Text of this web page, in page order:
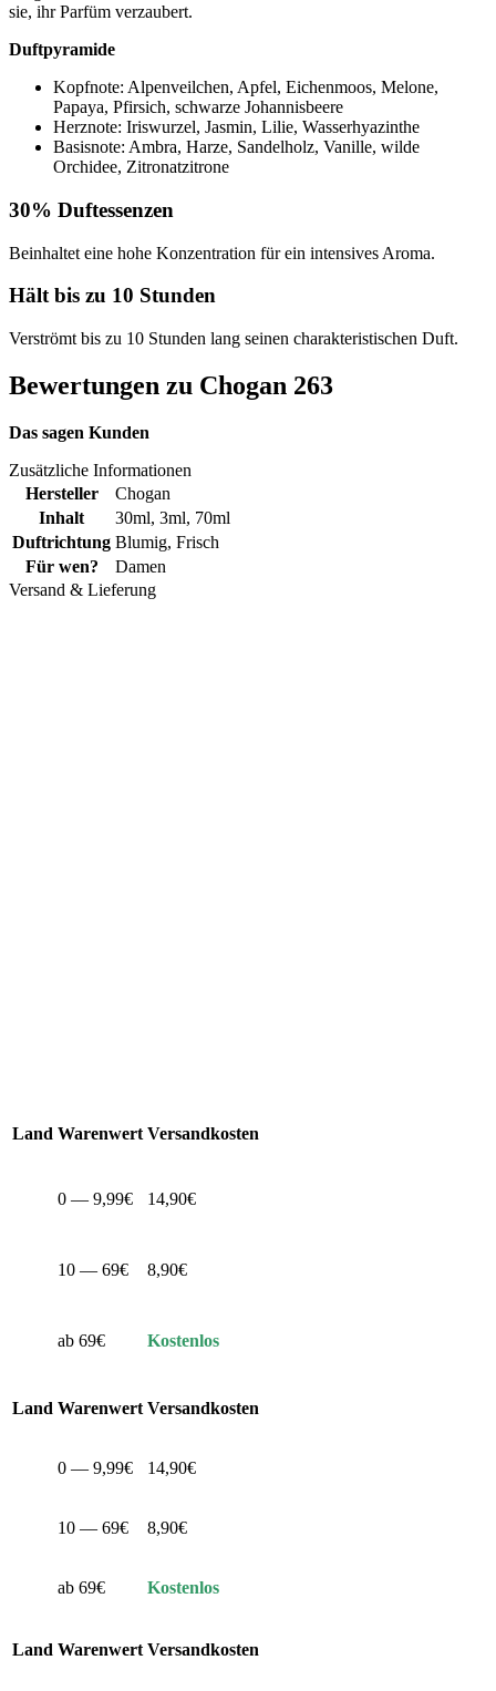
sie, ihr Parfüm verzaubert.
Duftpyramide
Kopfnote: Alpenveilchen, Apfel, Eichenmoos, Melone,
Papaya, Pfirsich, schwarze Johannisbeere
Herznote: Iriswurzel, Jasmin, Lilie, Wasserhyazinthe
Basisnote: Ambra, Harze, Sandelholz, Vanille, wilde
Orchidee, Zitronatzitrone
30% Duftessenzen
Beinhaltet eine hohe Konzentration für ein intensives Aroma.
Hält bis zu 10 Stunden
Verströmt bis zu 10 Stunden lang seinen charakteristischen Duft.
Bewertungen zu Chogan 263
Das sagen Kunden
Zusätzliche Informationen
Hersteller
Chogan
Inhalt
30ml, 3ml, 70ml
Duftrichtung Blumig, Frisch
Für wen?
Damen
Versand & Lieferung
Land Warenwert Versandkosten
0 — 9,99€ 14,90€
10 — 69€ 8,90€
ab 69€ Kostenlos
Land Warenwert Versandkosten
0 — 9,99€ 14,90€
10 — 69€ 8,90€
ab 69€ Kostenlos
Land Warenwert Versandkosten